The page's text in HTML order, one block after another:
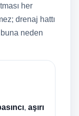
her
drenaj hattı
buna neden
, aşırı